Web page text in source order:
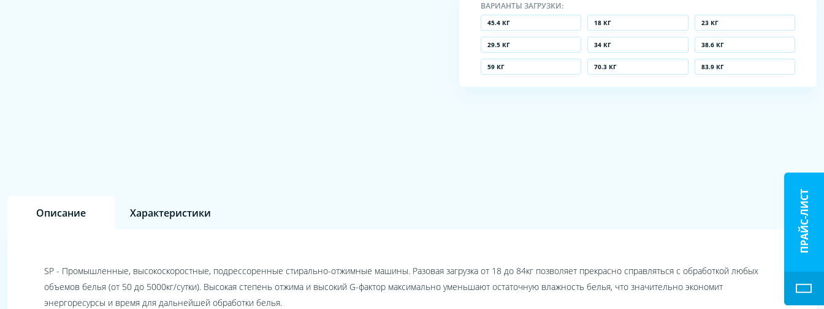
ВАРИАНТЫ ЗАГРУЗКИ:
45.4 КГ 18 КГ 23 КГ
29.5 КГ 34 КГ 38.6 КГ
59 КГ 70.3 КГ 83.9 КГ
Описание Характеристики
SP - Промышленные, высокоскоростные, подрессоренные стирально-отжимные машины. Разовая загрузка от 18 до 84кг позволяет прекрасно справляться с обработкой любых
объемов белья (от 50 до 5000кг/сутки). Высокая степень отжима и высокий G-фактор максимально уменьшают остаточную влажность белья, что значительно экономит
энергоресурсы и время для дальнейшей обработки белья.
ПРАЙС-ЛИСТ